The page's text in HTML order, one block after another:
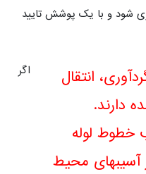
شود و با یک پوشش تایید
انتقال
دارند.
خطوط لوله
آسیبهای محیط
اگر